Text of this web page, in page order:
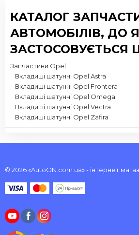
КАТАЛОГ
АВТОМОБІЛІВ, ДО
ЗАСТОСОВУЄТЬСЯ
Запчастини Opel
Вкладиші шатунні Opel Astra
Вкладиші шатунні Opel Frontera
Вкладиші шатунні Opel Omega
Вкладиші шатунні Opel Vectra
Вкладиші шатунні Opel Zafira
© 2026 «AutoON.com.ua» - інтернет